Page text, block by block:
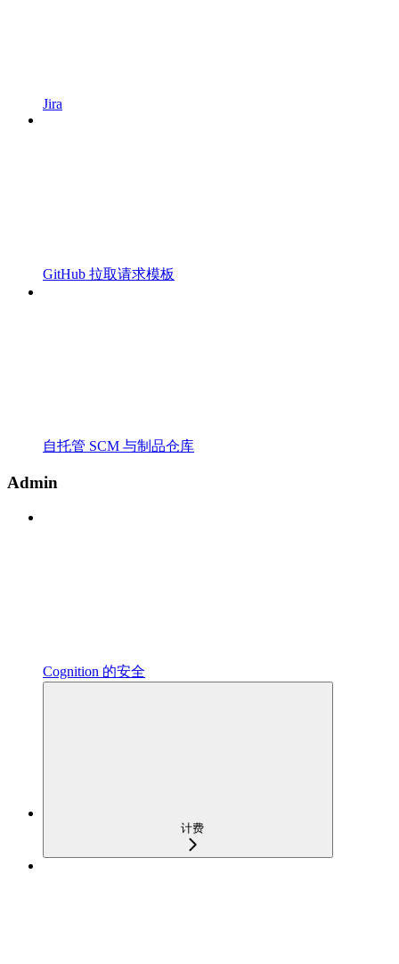
Jira
GitHub 拉取请求模板
自托管 SCM 与制品仓库
Admin
Cognition 的安全
计费